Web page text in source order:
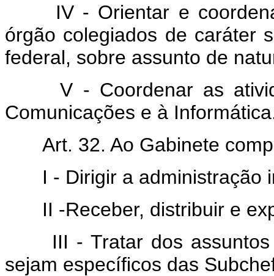
IV - Orientar e
órgão colegiados de caráter
federal, sobre assunto de
V - Coordenar as
Comunicações e à
Art. 32. Ao Gabinete
I - Dirigir a administração
II -Receber, distribuir e
III - Tratar dos assuntos
sejam específicos das